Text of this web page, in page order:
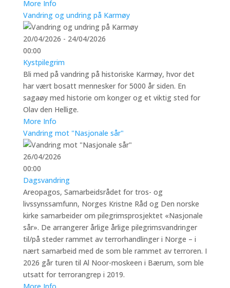
More Info
Vandring og undring på Karmøy
20/04/2026 - 24/04/2026
00:00
Kystpilegrim
Bli med på vandring på historiske Karmøy, hvor det
har vært bosatt mennesker for 5000 år siden. En
sagaøy med historie om konger og et viktig sted for
Olav den Hellige.
More Info
Vandring mot "Nasjonale sår"
26/04/2026
00:00
Dagsvandring
Areopagos, Samarbeidsrådet for tros- og
livssynssamfunn, Norges Kristne Råd og Den norske
kirke samarbeider om pilegrimsprosjektet «Nasjonale
sår». De arrangerer årlige årlige pilegrimsvandringer
til/på steder rammet av terrorhandlinger i Norge – i
nært samarbeid med de som ble rammet av terroren. I
2026 går turen til Al Noor-moskeen i Bærum, som ble
utsatt for terrorangrep i 2019.